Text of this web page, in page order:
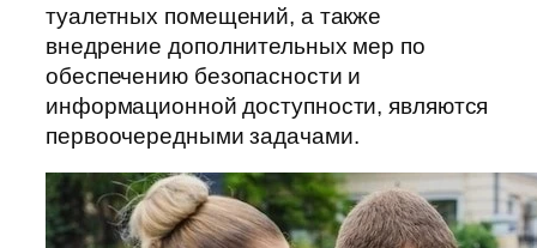
туалетных помещений, а также
внедрение дополнительных мер по
обеспечению безопасности и
информационной доступности, являются
первоочередными задачами.